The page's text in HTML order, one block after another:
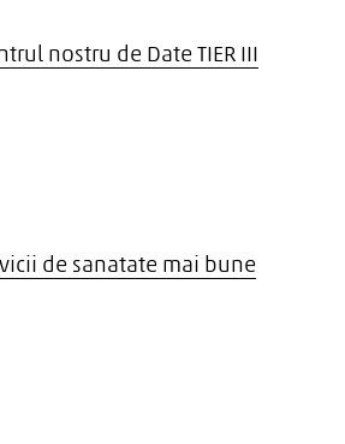
nostru de Date TIER III
de sanatate mai bune